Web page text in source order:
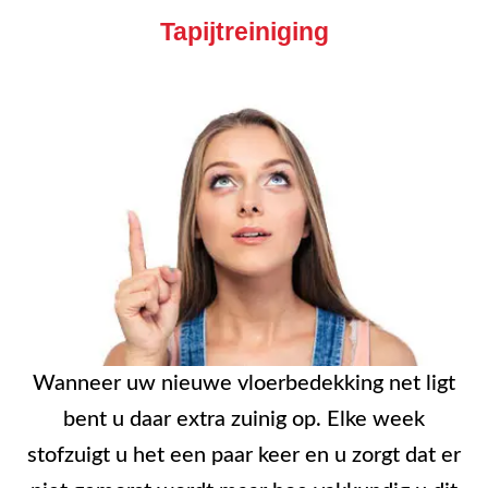
Tapijtreiniging
Wanneer uw nieuwe vloerbedekking net ligt
bent u daar extra zuinig op. Elke week
stofzuigt u het een paar keer en u zorgt dat er